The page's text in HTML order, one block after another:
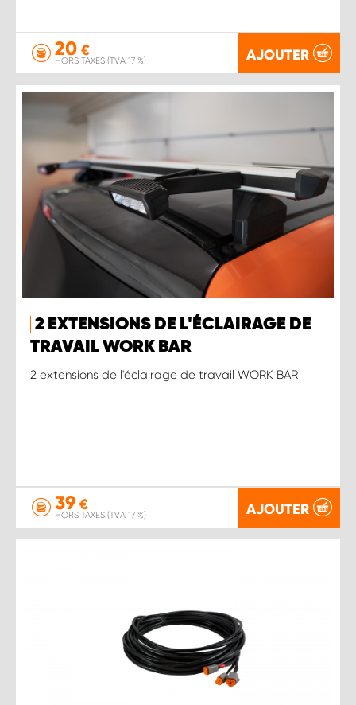
20 €
HORS TAXES (TVA 17 %) AJOUTER
2 EXTENSIONS DE L'ÉCLAIRAGE DE
TRAVAIL WORK BAR
2 extensions de l'éclairage de travail WORK BAR
39 €
HORS TAXES (TVA 17 %) AJOUTER